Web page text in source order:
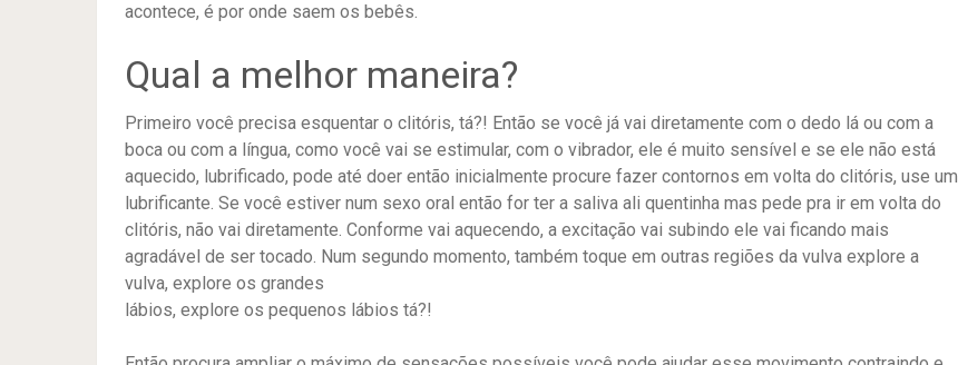
acontece, é por onde saem os bebês.
Qual a melhor maneira?
Primeiro você precisa esquentar o clitóris, tá?! Então se você já vai diretamente com o dedo lá ou com a
boca ou com a língua, como você vai se estimular, com o vibrador, ele é muito sensível e se ele não está
aquecido, lubrificado, pode até doer então inicialmente procure fazer contornos em volta do clitóris, use um
lubrificante. Se você estiver num sexo oral então for ter a saliva ali quentinha mas pede pra ir em volta do
clitóris, não vai diretamente. Conforme vai aquecendo, a excitação vai subindo ele vai ficando mais
agradável de ser tocado. Num segundo momento, também toque em outras regiões da vulva explore a
vulva, explore os grandes
lábios, explore os pequenos lábios tá?!